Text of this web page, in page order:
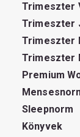
Trimeszter
Trimeszter
Trimeszter
Trimeszter
Premium
Sleepnorm
Könyvek